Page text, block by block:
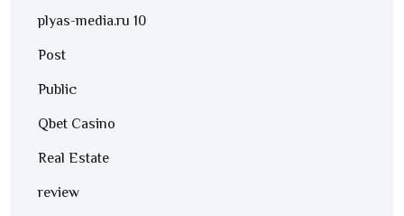
plyas-media.ru 10
Post
Public
Qbet Casino
Real Estate
review